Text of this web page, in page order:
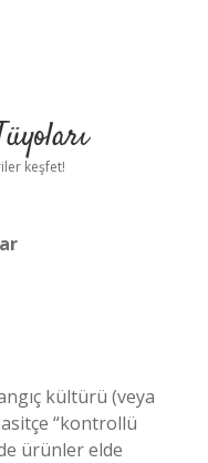
keşfet!
​​kültürü (veya
“kontrollü
ürünler elde